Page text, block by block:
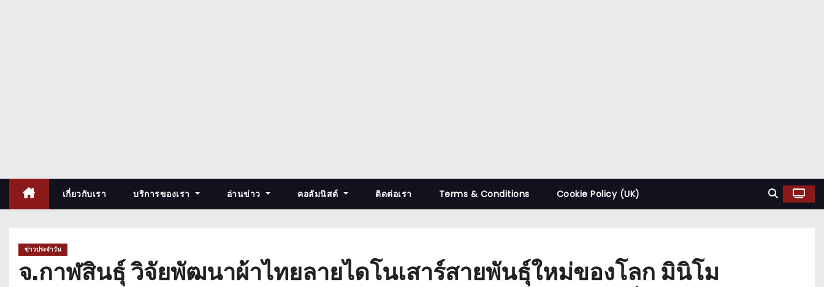
เกี่ยวกับเรา บริการของเรา อ่านข่าว คอลัมนิสต์ ติดต่อเรา Terms & Conditions Cookie Policy (UK)
ข่าวประจำวัน
จ.กาฬสินธุ์ วิจัยพัฒนาผ้าไทยลายไดโนเสาร์สายพันธุ์ใหม่ของโลก มินิโม